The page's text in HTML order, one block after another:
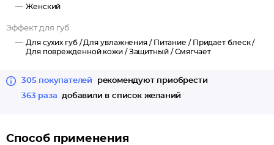
Женский
Эффект для губ
Для сухих губ /Для увлажнения / Питание / Придает блеск /
Для поврежденной кожи /Защитный /Смягчает
305 покупателей
рекомендуют приобрести
363 раза
добавили в список желаний
Способ применения